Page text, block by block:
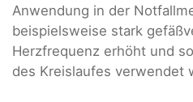
Anwendung in der
beispielsweise stark
Herzfrequenz erhöht und
des Kreislaufes verwendet